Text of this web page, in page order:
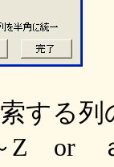
する
or ａ